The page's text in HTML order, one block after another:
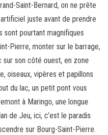
Saint-Bernard, on ne prête
juste avant de prendre
sont pourtant magnifiques
Pierre, monter sur le barrage,
sur son côté ouest, en zone
oiseaux, vipères et papillons
du lac, un petit pont vous
à Maringo, une longue
de Jeu, ici, c’est le paradis
sur Bourg-Saint-Pierre.